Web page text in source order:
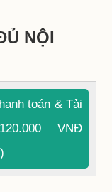
NỘI
toán & Tải
VNĐ